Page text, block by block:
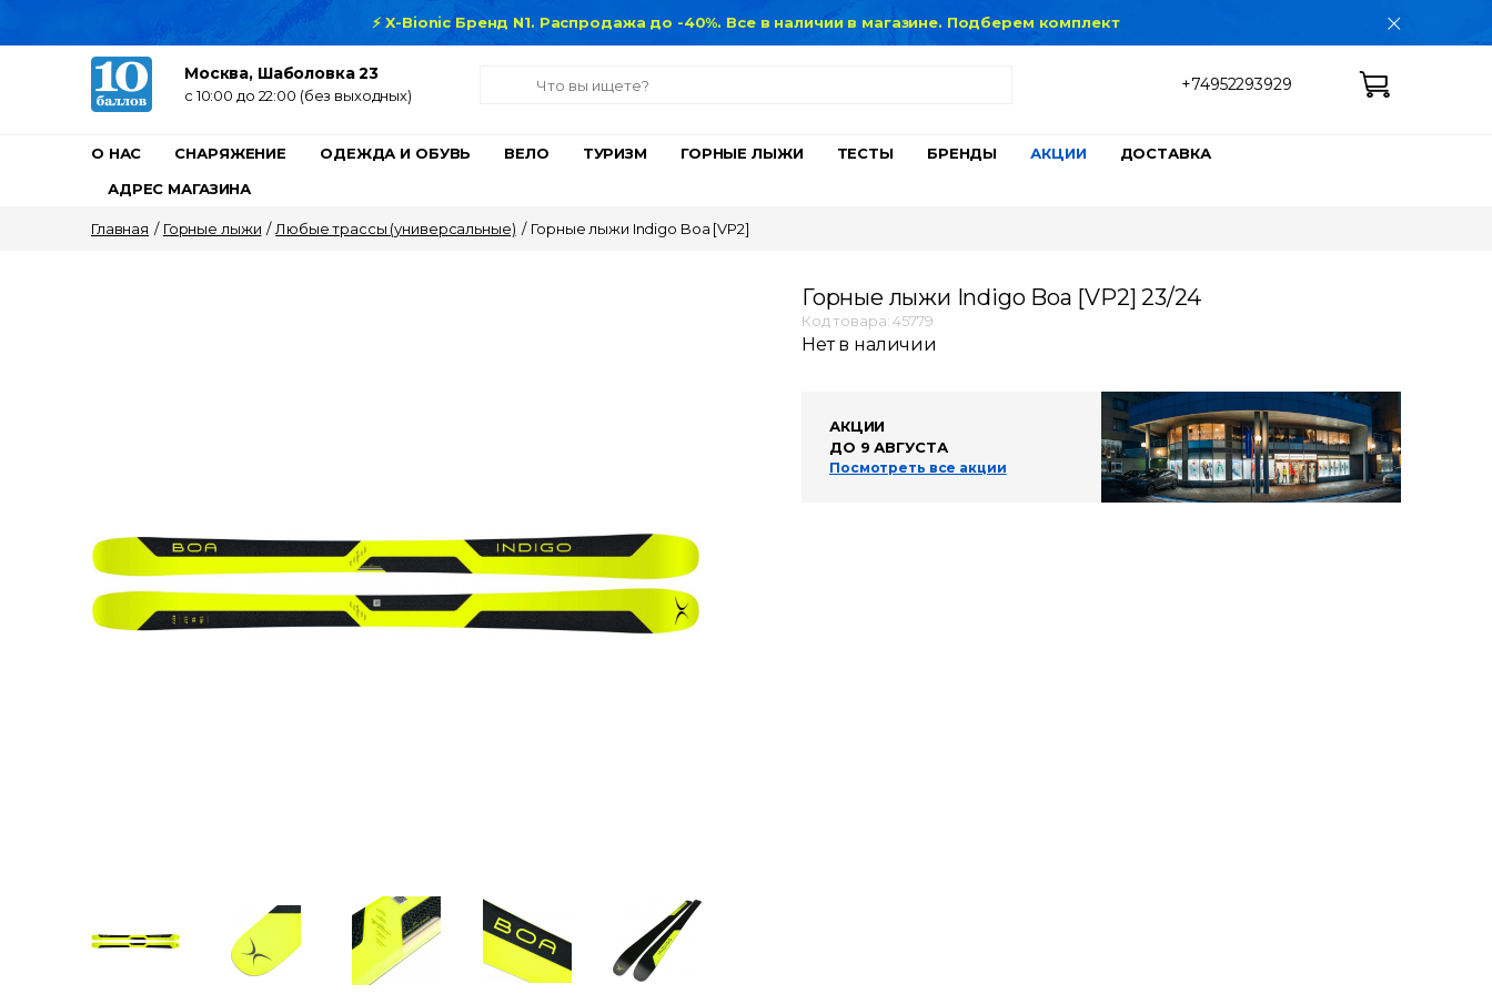
⚡ X-Bionic Бренд N1. Распродажа до -40%. Все в наличии в магазине. Подберем комплект
Москва, Шаболовка 23
c 10:00 до 22:00 (без выходных)
+74952293929
О НАС СНАРЯЖЕНИЕ ОДЕЖДА И ОБУВЬ ВЕЛО ТУРИЗМ ГОРНЫЕ ЛЫЖИ ТЕСТЫ БРЕНДЫ АКЦИИ
ДОСТАВКА
АДРЕС МАГАЗИНА
Главная / Горные лыжи / Любые трассы (универсальные) / Горные лыжи Indigo Boa [VP2]
Горные лыжи Indigo Boa [VP2] 23/24
Код товара: 45779
Нет в наличии
АКЦИИ
ДО 9 АВГУСТА
Посмотреть все акции